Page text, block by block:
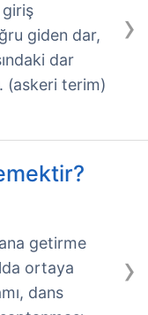
›
giden dar,
dar
(askeri terim)
›
getirme
ortaya
dans